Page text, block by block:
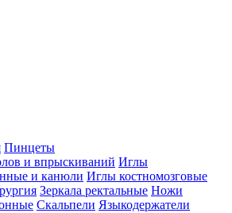
Пинцеты
и впрыскиваний Иглы
и канюли Иглы костномозговые
Зеркала ректальные Ножи
Скальпели Языкодержатели